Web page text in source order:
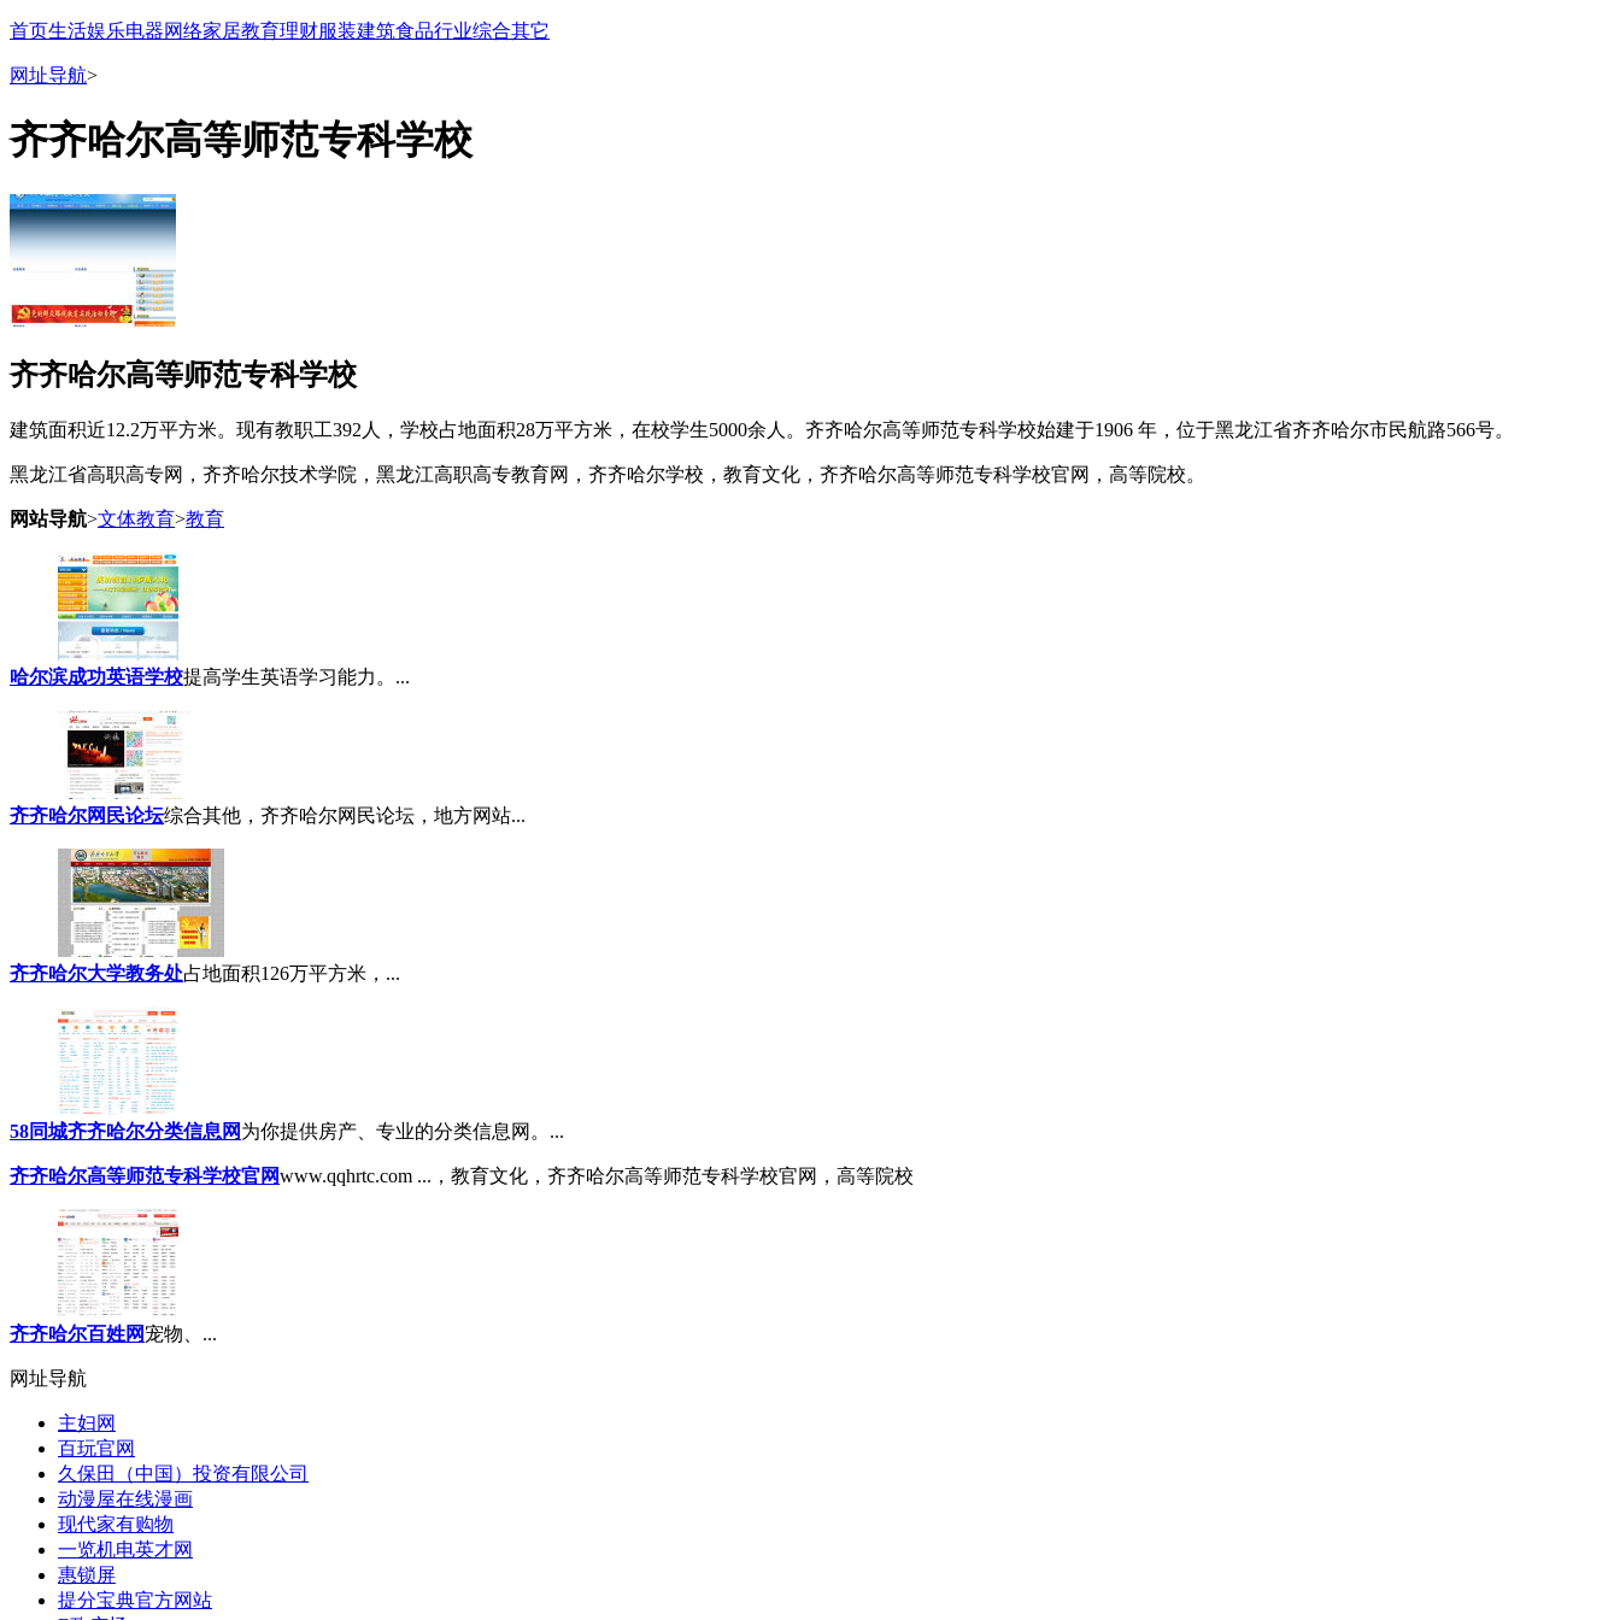
首页生活娱乐电器网络家居教育理财服装建筑食品行业综合其它
网址导航>
齐齐哈尔高等师范专科学校
齐齐哈尔高等师范专科学校
建筑面积近12.2万平方米。现有教职工392人，学校占地面积28万平方米，在校学生5000余人。齐齐哈尔高等师范专科学校始建于1906 年，位于黑龙江省齐齐哈尔市民航路566号。
黑龙江省高职高专网，齐齐哈尔技术学院，黑龙江高职高专教育网，齐齐哈尔学校，教育文化，齐齐哈尔高等师范专科学校官网，高等院校。
网站导航>文体教育>教育
哈尔滨成功英语学校提高学生英语学习能力。...
齐齐哈尔网民论坛综合其他，齐齐哈尔网民论坛，地方网站...
齐齐哈尔大学教务处占地面积126万平方米，...
58同城齐齐哈尔分类信息网为你提供房产、专业的分类信息网。...
齐齐哈尔高等师范专科学校官网www.qqhrtc.com ...，教育文化，齐齐哈尔高等师范专科学校官网，高等院校
齐齐哈尔百姓网宠物、...
网址导航
主妇网
百玩官网
久保田（中国）投资有限公司
动漫屋在线漫画
现代家有购物
一览机电英才网
惠锁屏
提分宝典官方网站